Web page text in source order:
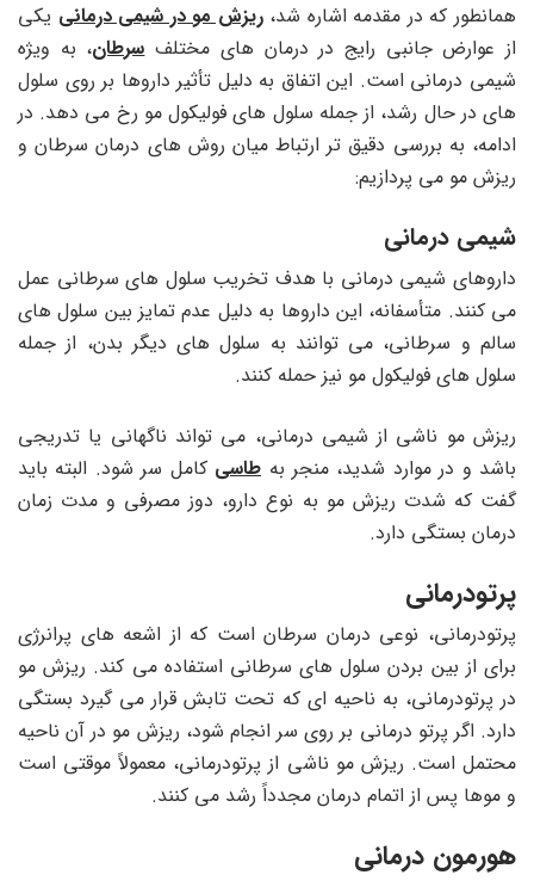
همانطور که در مقدمه اشاره شد،ریزش مو در شیمی درمانی یکی
از عوارض جانبی رایج در درمان های مختلفسرطان، به ویژه
شیمی درمانی است. این اتفاق به دلیل تأثیر داروها بر روی سلول
های در حال رشد، از جمله سلول های فولیکول مو رخ می دهد. در
ادامه، به بررسی دقیق تر ارتباط میان روش های درمان سرطان و
ریزش مو می پردازیم:
شیمی درمانی
داروهای شیمی درمانی با هدف تخریب سلول های سرطانی عمل
می کنند. متأسفانه، این داروها به دلیل عدم تمایز بین سلول های
سالم و سرطانی، می توانند به سلول های دیگر بدن، از جمله
سلول های فولیکول مو نیز حمله کنند.
ریزش مو ناشی از شیمی درمانی، می تواند ناگهانی یا تدریجی
باشد و در موارد شدید، منجر به طاسی کامل سر شود. البته باید
گفت که شدت ریزش مو به نوع دارو، دوز مصرفی و مدت زمان
درمان بستگی دارد.
پرتودرمانی
پرتودرمانی، نوعی درمان سرطان است که از اشعه های پرانرژی
برای از بین بردن سلول های سرطانی استفاده می کند. ریزش مو
در پرتودرمانی، به ناحیه ای که تحت تابش قرار می گیرد بستگی
دارد. اگر پرتو درمانی بر روی سر انجام شود، ریزش مو در آن ناحیه
محتمل است. ریزش مو ناشی از پرتودرمانی، معمولاً موقتی است
و موها پس از اتمام درمان مجدداً رشد می کنند.
هورمون درمانی